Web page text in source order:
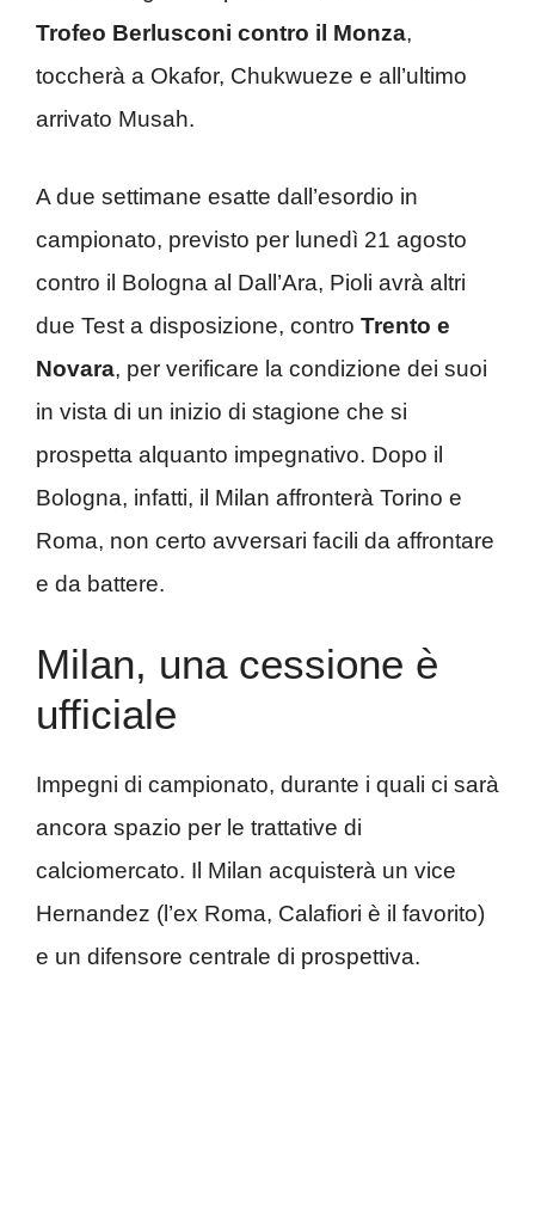
Trofeo Berlusconi contro il Monza,
toccherà a Okafor, Chukwueze e all’ultimo
arrivato Musah.
A due settimane esatte dall’esordio in
campionato, previsto per lunedì 21 agosto
contro il Bologna al Dall’Ara, Pioli avrà altri
due Test a disposizione, contro Trento e
Novara, per verificare la condizione dei suoi
in vista di un inizio di stagione che si
prospetta alquanto impegnativo. Dopo il
Bologna, infatti, il Milan affronterà Torino e
Roma, non certo avversari facili da affrontare
e da battere.
Milan, una cessione è
ufficiale
Impegni di campionato, durante i quali ci sarà
ancora spazio per le trattative di
calciomercato. Il Milan acquisterà un vice
Hernandez (l’ex Roma, Calafiori è il favorito)
e un difensore centrale di prospettiva.